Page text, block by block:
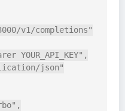
v1/completions"
YOUR_API_KEY" ,
json"
,